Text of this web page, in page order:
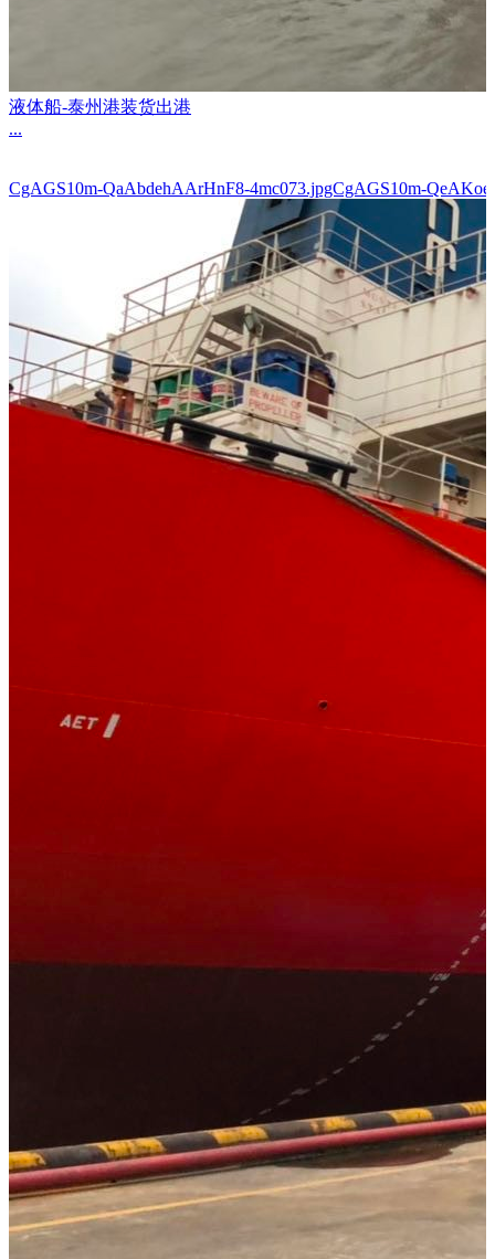
液体船-泰州港装货出港
...
CgAGS10m-QaAbdehAArHnF8-4mc073.jpgCgAGS10m-